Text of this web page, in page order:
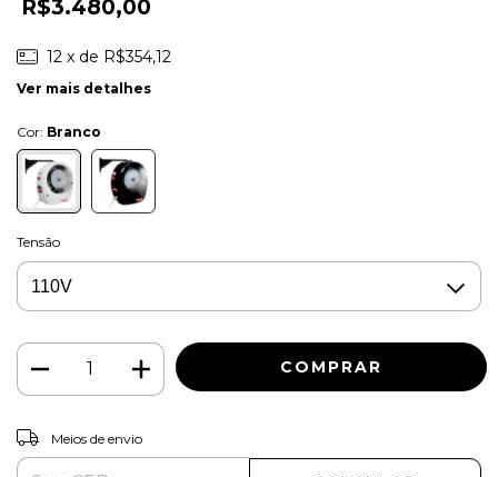
R$3.480,00
12 x de R$354,12
Ver mais detalhes
Cor: Branco
Tensão
Entregas para o CEP:
Meios de envio